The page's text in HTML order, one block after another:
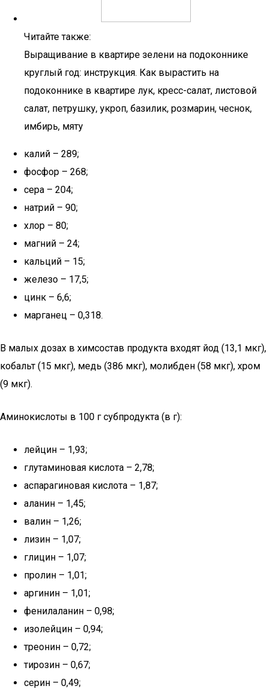
Читайте также:
Выращивание в квартире зелени на подоконнике
круглый год: инструкция. Как вырастить на
подоконнике в квартире лук, кресс-салат, листовой
салат, петрушку, укроп, базилик, розмарин, чеснок,
имбирь, мяту
калий – 289;
фосфор – 268;
сера – 204;
натрий – 90;
хлор – 80;
магний – 24;
кальций – 15;
железо – 17,5;
цинк – 6,6;
марганец – 0,318.
В малых дозах в химсостав продукта входят йод (13,1 мкг),
кобальт (15 мкг), медь (386 мкг), молибден (58 мкг), хром
(9 мкг).
Аминокислоты в 100 г субпродукта (в г):
лейцин – 1,93;
глутаминовая кислота – 2,78;
аспарагиновая кислота – 1,87;
аланин – 1,45;
валин – 1,26;
лизин – 1,07;
глицин – 1,07;
пролин – 1,01;
аргинин – 1,01;
фенилаланин – 0,98;
изолейцин – 0,94;
треонин – 0,72;
тирозин – 0,67;
серин – 0,49;